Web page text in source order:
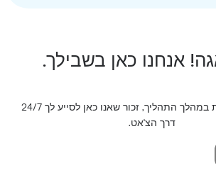
כאן בשבילך.
אם יש לך שאלות במהלך התהליך, זכור שאנו כאן לסייע לך 24/7
דרך הצ'אט.